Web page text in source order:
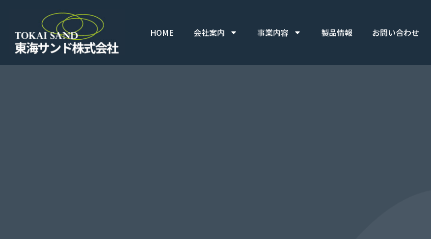
HOME 会社案内 事業内容 製品情報 お問い合わせ